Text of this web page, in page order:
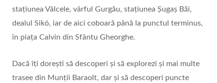
stațiunea Vâlcele, vârful Gurgău, stațiunea Șugaș Băi,
dealul Sikó, iar de aici coboară până la punctul terminus,
în piața Calvin din Sfântu Gheorghe.
Dacă îți dorești să descoperi și să explorezi și mai multe
trasee din Munții Baraolt, dar și să descoperi puncte